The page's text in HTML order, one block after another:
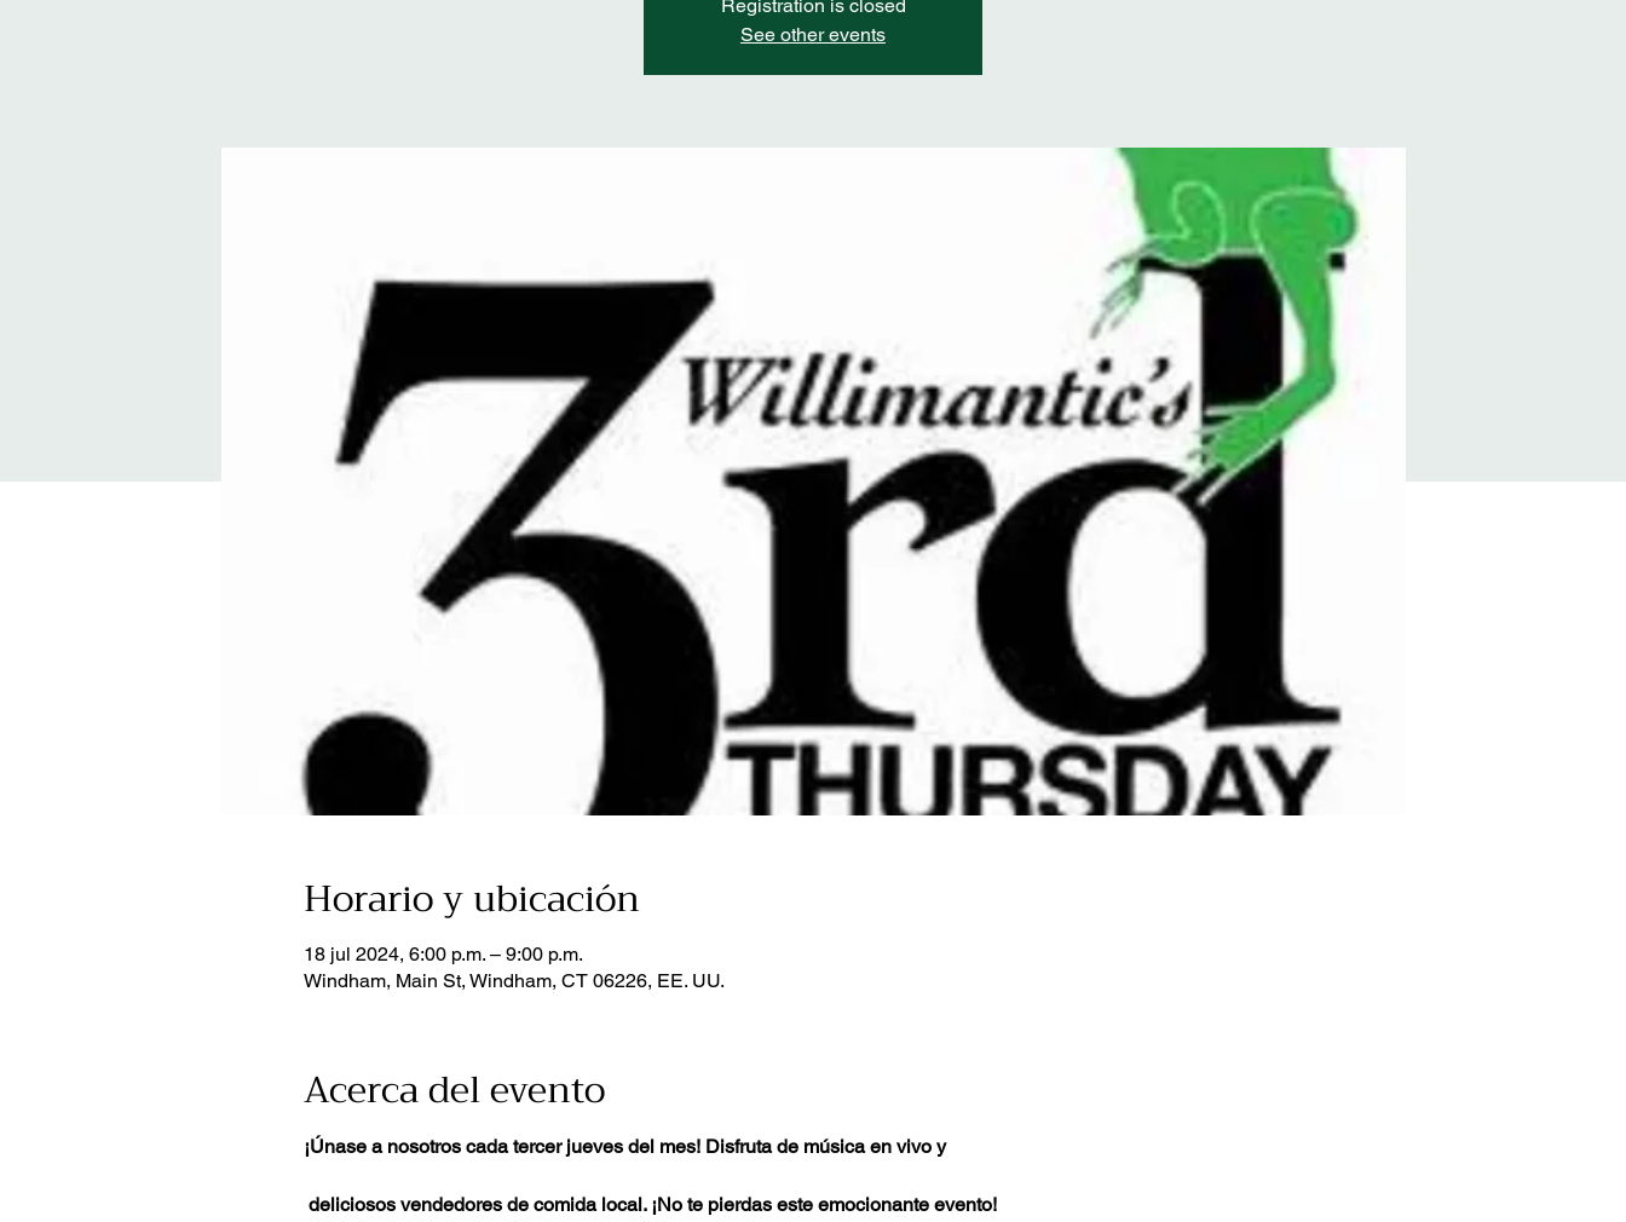
Registration is closed
See other events
Horario y ubicación
18 jul 2024, 6:00 p.m. – 9:00 p.m.
Windham, Main St, Windham, CT 06226, EE. UU.
Acerca del evento
¡Únase a nosotros cada tercer jueves del mes! Disfruta de música en vivo y
deliciosos vendedores de comida local. ¡No te pierdas este emocionante evento!